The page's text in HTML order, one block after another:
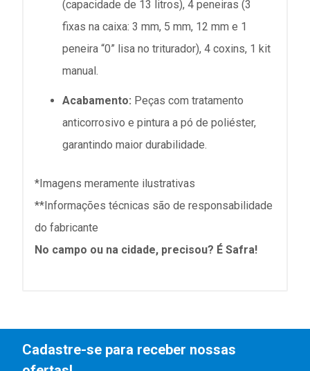
(capacidade de 13 litros), 4 peneiras (3
fixas na caixa: 3 mm, 5 mm, 12 mm e 1
peneira “0” lisa no triturador), 4 coxins, 1 kit
manual.
Acabamento: Peças com tratamento
anticorrosivo e pintura a pó de poliéster,
garantindo maior durabilidade.
*Imagens meramente ilustrativas
**Informações técnicas são de responsabilidade
do fabricante
No campo ou na cidade, precisou? É Safra!
Cadastre-se para receber nossas